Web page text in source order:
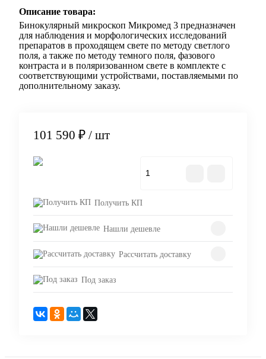
Описание товара:
Бинокулярный микроскоп Микромед 3 предназначен
для наблюдения и морфологических исследований
препаратов в проходящем свете по методу светлого
поля, а также по методу темного поля, фазового
контраста и в поляризованном свете в комплекте с
соответствующими устройствами, поставляемыми по
дополнительному заказу.
101 590 ₽ / шт
Получить КП
Нашли дешевле
Рассчитать доставку
Под заказ